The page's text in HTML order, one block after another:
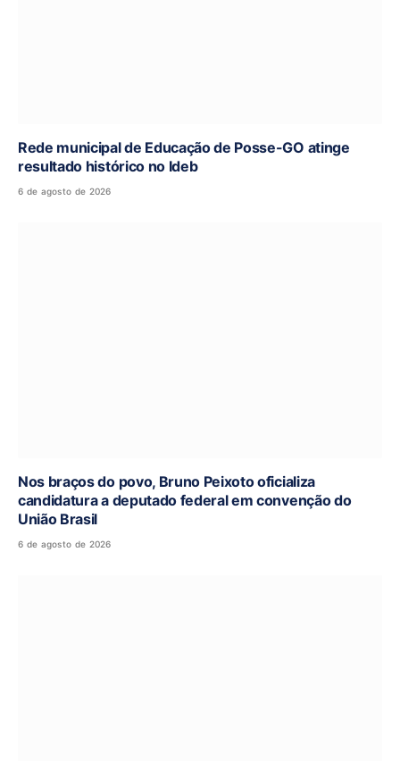
Rede municipal de Educação de Posse-GO atinge
resultado histórico no Ideb
6 de agosto de 2026
Nos braços do povo, Bruno Peixoto oficializa
candidatura a deputado federal em convenção do
União Brasil
6 de agosto de 2026